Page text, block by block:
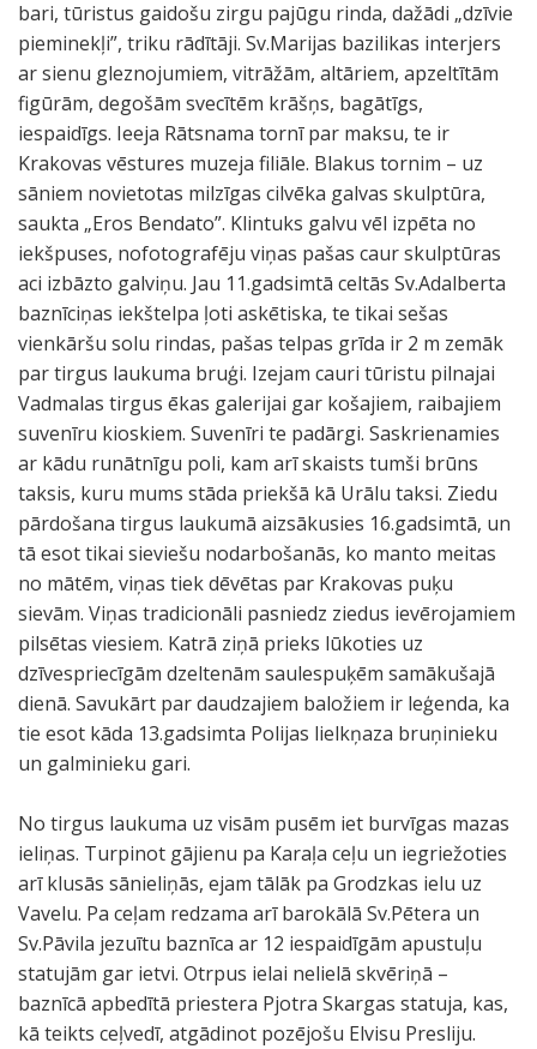
bari, tūristus gaidošu zirgu pajūgu rinda, dažādi „dzīvie
pieminekļi”, triku rādītāji. Sv.Marijas bazilikas interjers
ar sienu gleznojumiem, vitrāžām, altāriem, apzeltītām
figūrām, degošām svecītēm krāšņs, bagātīgs,
iespaidīgs. Ieeja Rātsnama tornī par maksu, te ir
Krakovas vēstures muzeja filiāle. Blakus tornim – uz
sāniem novietotas milzīgas cilvēka galvas skulptūra,
saukta „Eros Bendato”. Klintuks galvu vēl izpēta no
iekšpuses, nofotografēju viņas pašas caur skulptūras
aci izbāzto galviņu. Jau 11.gadsimtā celtās Sv.Adalberta
baznīciņas iekštelpa ļoti askētiska, te tikai sešas
vienkāršu solu rindas, pašas telpas grīda ir 2 m zemāk
par tirgus laukuma bruģi. Izejam cauri tūristu pilnajai
Vadmalas tirgus ēkas galerijai gar košajiem, raibajiem
suvenīru kioskiem. Suvenīri te padārgi. Saskrienamies
ar kādu runātnīgu poli, kam arī skaists tumši brūns
taksis, kuru mums stāda priekšā kā Urālu taksi. Ziedu
pārdošana tirgus laukumā aizsākusies 16.gadsimtā, un
tā esot tikai sieviešu nodarbošanās, ko manto meitas
no mātēm, viņas tiek dēvētas par Krakovas puķu
sievām. Viņas tradicionāli pasniedz ziedus ievērojamiem
pilsētas viesiem. Katrā ziņā prieks lūkoties uz
dzīvespriecīgām dzeltenām saulespuķēm samākušajā
dienā. Savukārt par daudzajiem baložiem ir leģenda, ka
tie esot kāda 13.gadsimta Polijas lielkņaza bruņinieku
un galminieku gari.
No tirgus laukuma uz visām pusēm iet burvīgas mazas
ieliņas. Turpinot gājienu pa Karaļa ceļu un iegriežoties
arī klusās sānieliņās, ejam tālāk pa Grodzkas ielu uz
Vavelu. Pa ceļam redzama arī barokālā Sv.Pētera un
Sv.Pāvila jezuītu baznīca ar 12 iespaidīgām apustuļu
statujām gar ietvi. Otrpus ielai nelielā skvēriņā –
baznīcā apbedītā priestera Pjotra Skargas statuja, kas,
kā teikts ceļvedī, atgādinot pozējošu Elvisu Presliju.